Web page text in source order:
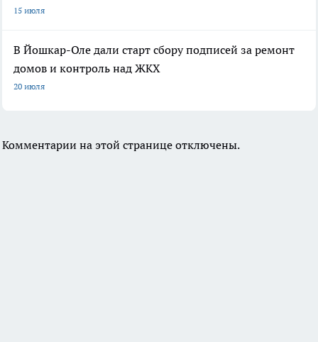
15 июля
В Йошкар-Оле дали старт сбору подписей за ремонт
домов и контроль над ЖКХ
20 июля
Комментарии на этой странице отключены.